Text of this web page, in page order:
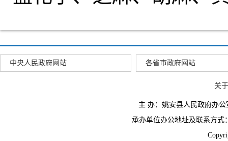
中央人民政府网站 各省市政府网站
关
主 办：姚安县人民政府办
承办单位办公地址及联系方式